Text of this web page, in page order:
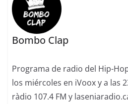
Bombo Clap
Programa de radio del Hip-
los miércoles en iVoox y a las
ràdio 107.4 FM y